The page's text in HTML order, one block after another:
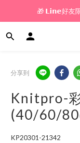
🎁 新好友購
🎁 𝗟𝗶𝗻𝗲好友
🎁 新好友購
分享到
Knitpro-
(40/60/
KP20301-21342